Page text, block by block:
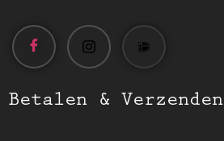
Betalen & Verzenden